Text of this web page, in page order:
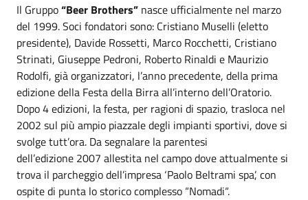
Il Gruppo“Beer Brothers” nasce ufficialmente nel marzo
del 1999. Soci fondatori sono: Cristiano Muselli (eletto
presidente), Davide Rossetti, Marco Rocchetti, Cristiano
Strinati, Giuseppe Pedroni, Roberto Rinaldi e Maurizio
Rodolfi, già organizzatori, l’anno precedente, della prima
edizione della Festa della Birra all’interno dell’Oratorio.
Dopo 4 edizioni, la festa, per ragioni di spazio, trasloca nel
2002 sul più ampio piazzale degli impianti sportivi, dove si
svolge tutt’ora. Da segnalare la parentesi
dell’edizione 2007 allestita nel campo dove attualmente si
trova il parcheggio dell’impresa ‘Paolo Beltrami spa’, con
ospite di punta lo storico complesso “Nomadi“.